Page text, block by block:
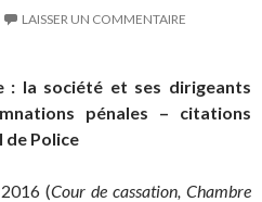
LAISSER UN COMMENTAIRE
: la société et ses dirigeants
pénales – citations
de Police
(Cour de cassation, Chambre